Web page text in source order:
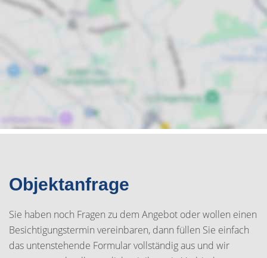
Objektanfrage
Sie haben noch Fragen zu dem Angebot oder wollen einen
Besichtigungstermin vereinbaren, dann füllen Sie einfach
das untenstehende Formular vollständig aus und wir